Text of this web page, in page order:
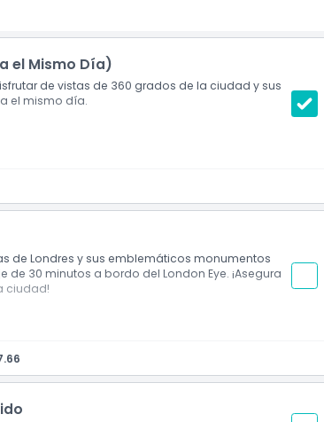
incluyendo burbujas y aromas.
el Mismo Día)
de vistas de 360 grados de la ciudad y sus
el mismo día.
de Londres y sus emblemáticos monumentos
30 minutos a bordo del London Eye. ¡Asegura
ciudad!
fecha futura (no válido para entrada el mismo